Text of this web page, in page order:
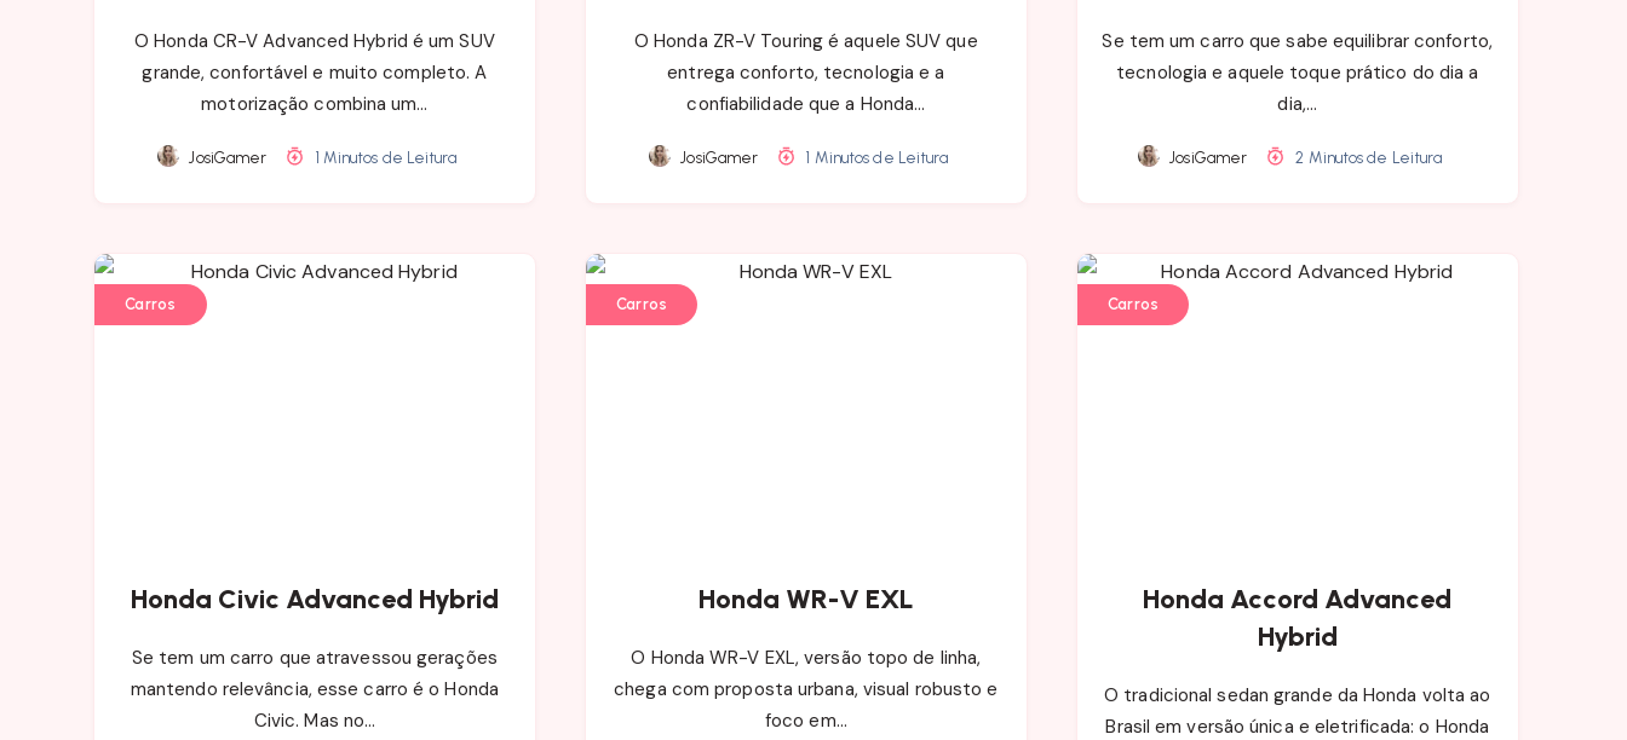
O Honda CR-V Advanced Hybrid é um SUV
grande, confortável e muito completo. A
motorização combina um…
JosiGamer 1 Minutos de Leitura
O Honda ZR-V Touring é aquele SUV que
entrega conforto, tecnologia e a
confiabilidade que a Honda…
JosiGamer 1 Minutos de Leitura
Se tem um carro que sabe equilibrar conforto,
tecnologia e aquele toque prático do dia a
dia,…
JosiGamer 2 Minutos de Leitura
Carros
Honda Civic Advanced Hybrid
Se tem um carro que atravessou gerações
mantendo relevância, esse carro é o Honda
Civic. Mas no…
Carros
Honda WR-V EXL
O Honda WR-V EXL, versão topo de linha,
chega com proposta urbana, visual robusto e
foco em…
Carros
Honda Accord Advanced
Hybrid
O tradicional sedan grande da Honda volta ao
Brasil em versão única e eletrificada: o Honda